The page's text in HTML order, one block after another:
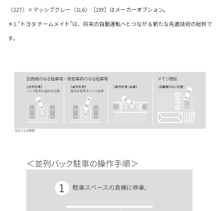
〈227〉×マッシブグレー〈1L6〉［2XY］はメーカーオプション。
＊1.“トヨタ チームメイト”は、将来の自動運転へとつながる新たな先進技術の総称で
す。